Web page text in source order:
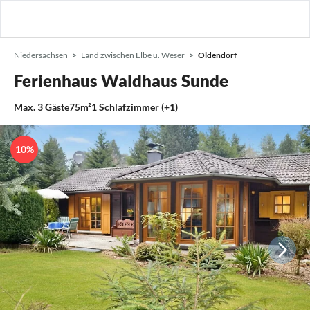
Niedersachsen Land zwischen Elbe u. Weser Oldendorf
Ferienhaus Waldhaus Sunde
Max.3Gäste75m²1Schlafzimmer (+1)
10%